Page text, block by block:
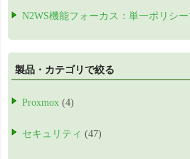
N2WS機能フォーカス：単一ポリシ
製品・カテゴリで絞る
Proxmox (4)
セキュリティ (47)